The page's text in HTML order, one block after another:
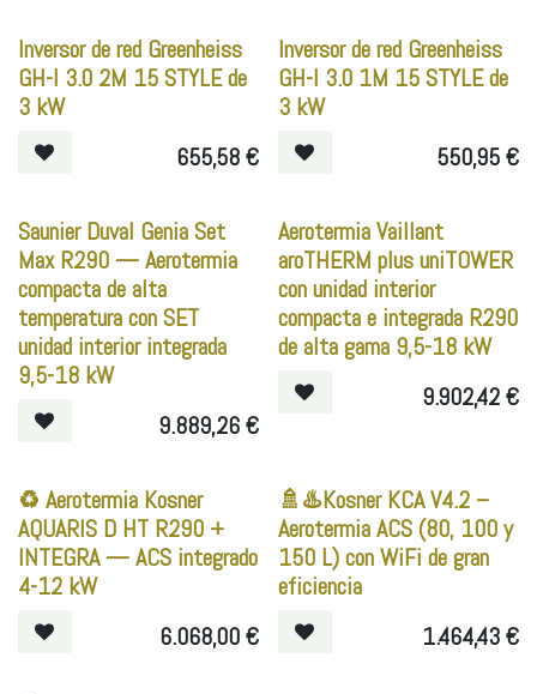
Inversor de red Greenheiss
GH-I 3.0 2M 15 STYLE de
3 kW
655,58€
Inversor de red Greenheiss
GH-I 3.0 1M 15 STYLE de
3 kW
550,95€
Saunier Duval Genia Set
Max R290 — Aerotermia
compacta de alta
temperatura con SET
unidad interior integrada
9,5-18 kW
9.889,26€
Aerotermia Vaillant
aroTHERM plus uniTOWER
con unidad interior
compacta e integrada R290
de alta gama 9,5-18 kW
9.902,42€
♻️ Aerotermia Kosner
AQUARIS D HT R290 +
INTEGRA — ACS integrado
4-12 kW
6.068,00€
🚿♨️Kosner KCA V4.2 –
Aerotermia ACS (80, 100 y
150 L) con WiFi de gran
eficiencia
1.464,43€